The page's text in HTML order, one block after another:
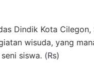
Dindik Kota
wisuda, yang
siswa. (Rs)